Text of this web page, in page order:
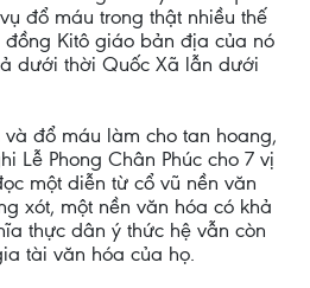
đổ máu trong thật nhiều thế
Kitô giáo bản địa của nó
dưới thời Quốc Xã lẫn dưới
đổ máu làm cho tan hoang,
Lễ Phong Chân Phúc cho 7 vị
một diễn từ cổ vũ nền văn
xót, một nền văn hóa có khả
thực dân ý thức hệ vẫn còn
tài văn hóa của họ.